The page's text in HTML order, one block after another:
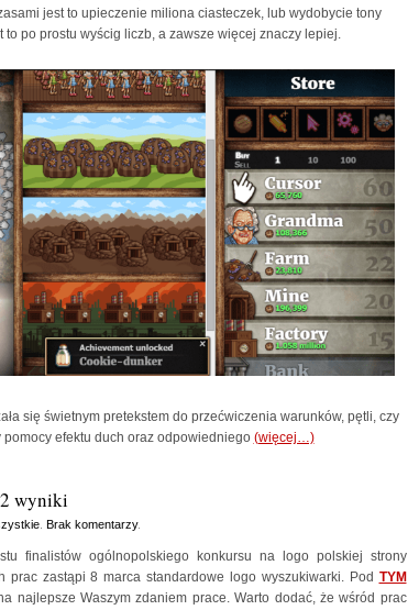
jest to upieczenie miliona ciasteczek, lub wydobycie tony
to po prostu wyścig liczb, a zawsze więcej znaczy lepiej.
się świetnym pretekstem do przećwiczenia warunków, pętli, czy
efektu duch oraz odpowiedniego (więcej…)
wyniki
. Brak komentarzy.
finalistów ogólnopolskiego konkursu na logo polskiej strony
prac zastąpi 8 marca standardowe logo wyszukiwarki. Pod TYM
najlepsze Waszym zdaniem prace. Warto dodać, że wśród prac